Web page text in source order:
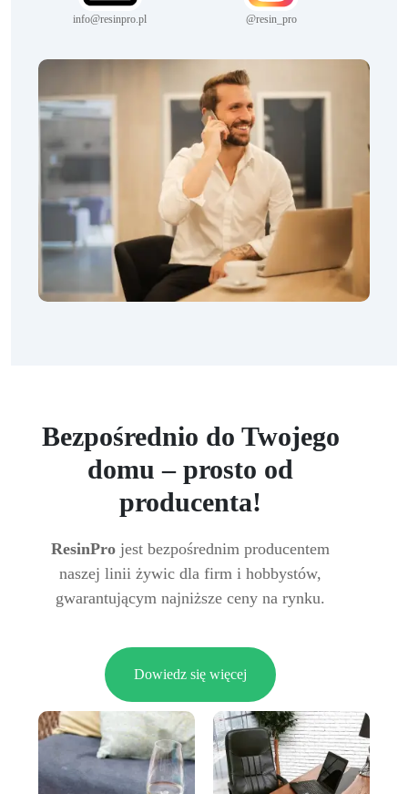
info@resinpro.pl @resin_pro
Bezpośrednio do Twojego
domu – prosto od
producenta!
ResinPro jest bezpośrednim producentem
naszej linii żywic dla firm i hobbystów,
gwarantującym najniższe ceny na rynku.
Dowiedz się więcej